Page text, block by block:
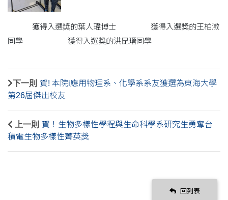
獲得入選奬的葉人瑋博士 獲得入選奬的王柏澂
同學 獲得入選奬的洪昆瑨同學
下一則 賀! 本院i應用物理系、化學系系友獲選為東海大學
第26屆傑出校友
上一則 賀！生物多樣性學程與生命科學系研究生勇奪台
積電生物多樣性菁英獎
回列表